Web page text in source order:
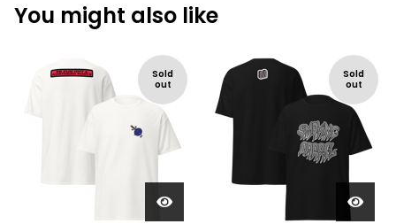
You might also like
Sold
out
Sold
out